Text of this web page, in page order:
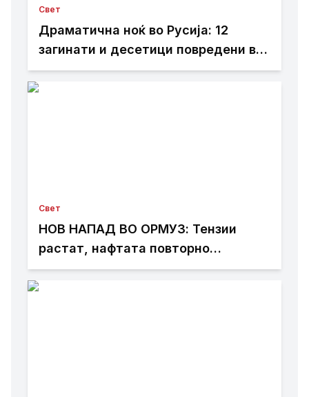
Свет
Драматична ноќ во Русија: 12
загинати и десетици повредени во
напад со дронови
Свет
НОВ НАПАД ВО ОРМУЗ: Тензии
растат, нафтата повторно
поскапува